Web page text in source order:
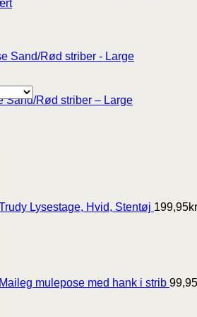
Sand/Rød striber – Large
Lysestage, Hvid, Stentøj 199,95
Maileg mulepose med hank i strib 99,95